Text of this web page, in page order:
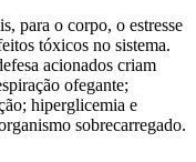
para o corpo, o estresse
tóxicos no sistema.
acionados criam
ofegante;
hiperglicemia e
sobrecarregado.